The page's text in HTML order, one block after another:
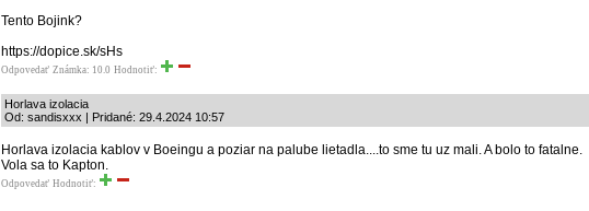
Tento Bojink?
https://dopice.sk/sHs
Odpovedať Známka: 10.0 Hodnotiť:
Horlava izolacia
Od: sandisxxx | Pridané: 29.4.2024 10:57
Horlava izolacia kablov v Boeingu a poziar na palube lietadla....to sme tu uz mali. A bolo to fatalne.
Vola sa to Kapton.
Odpovedať Hodnotiť: